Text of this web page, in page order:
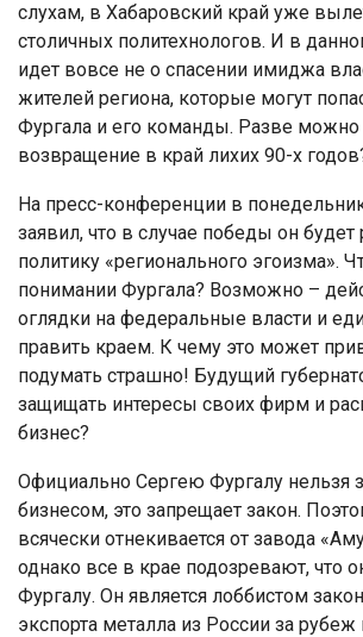
слухам, в Хабаровский край уже
столичных политехнологов. И в
идет вовсе не о спасении имиджа
жителей региона, которые могут
Фургала и его команды. Разве можно
возвращение в край лихих 90-х
На пресс-конференции в
заявил, что в случае победы он
политику «регионального эгоизма».
понимании Фургала? Возможно –
оглядки на федеральные власти и
править краем. К чему это может
подумать страшно! Будущий
защищать интересы своих фирм и
бизнес?
Официально Сергею Фургалу нельзя
бизнесом, это запрещает закон.
всячески отнекивается от завода
однако все в крае подозревают, что
Фургалу. Он является лоббистом
экспорта металла из России за